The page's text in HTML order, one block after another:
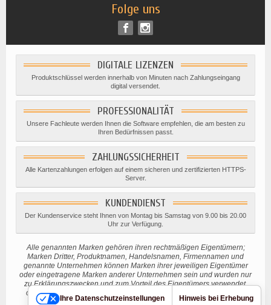
Folge uns
DIGITALE LIZENZEN
Produktschlüssel werden innerhalb von Minuten nach Zahlungseingang
digital versendet.
PROFESSIONALITÄT
Unsere Fachleute werden Ihnen die Software empfehlen, die am besten zu
Ihren Bedürfnissen passt.
ZAHLUNGSSICHERHEIT
Alle Kartenzahlungen erfolgen auf einem sicheren und zertifizierten HTTPS-
Server.
KUNDENDIENST
Der Kundenservice steht Ihnen von Montag bis Samstag von 9.00 bis 20.00
Uhr zur Verfügung.
Alle genannten Marken gehören ihren rechtmäßigen Eigentümern;
Marken Dritter, Produktnamen, Handelsnamen, Firmennamen und
genannte Unternehmen können Marken ihrer jeweiligen Eigentümer
oder eingetragene Marken anderer Unternehmen sein und wurden nur
zu Erklärungszwecken und zum Vorteil des Eigentümers verwendet,
ohne eine Verletzung des geltenden Urheberrechts beabsichtigen.
Ihre Datenschutzeinstellungen Hinweis bei Erhebung